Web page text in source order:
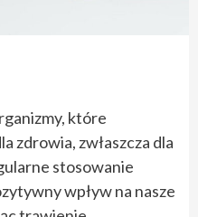
które
zdrowia, zwłaszcza dla
stosowanie
wpływ na nasze